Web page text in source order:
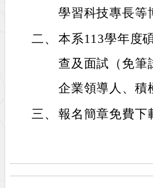
學習科技專長等
二、 本系113學年度
查及面試（免筆
企業領導人、積
三、 報名簡章免費下